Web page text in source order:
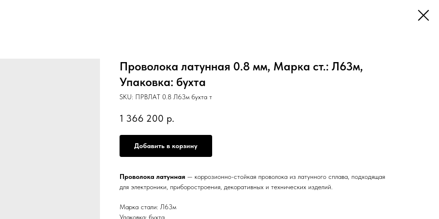
Проволока латунная 0.8 мм, Марка ст.: Л63м,
Упаковка: бухта
SKU: ПРВЛАТ 0.8 Л63м бухта т
1 366 200 р.
Добавить в корзину
Проволока латунная — коррозионно-стойкая проволока из латунного сплава, подходящая
для электроники, приборостроения, декоративных и технических изделий.
Марка стали: Л63м
Упаковка: бухта